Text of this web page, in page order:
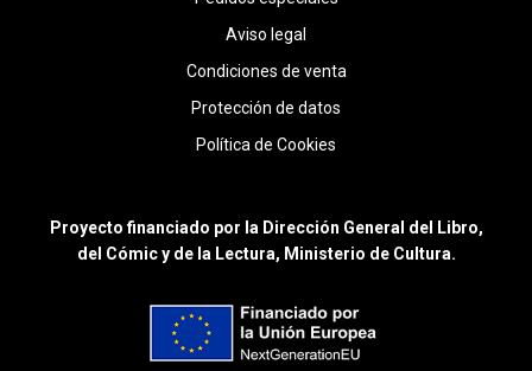
Aviso legal
Condiciones de venta
Protección de datos
Política de Cookies
Proyecto financiado por la Dirección General del Libro,
del Cómic y de la Lectura, Ministerio de Cultura.